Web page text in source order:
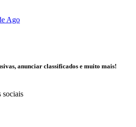
Ago
anunciar classificados e muito mais!
sociais